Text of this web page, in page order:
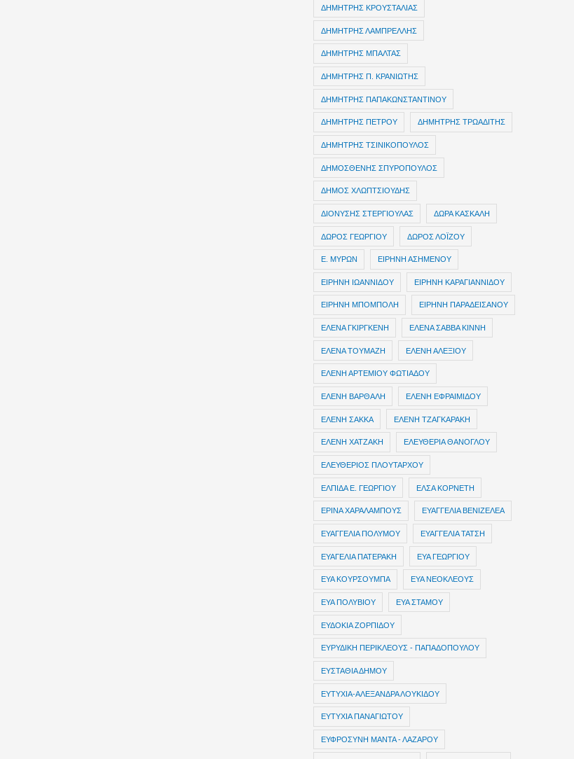
ΔΗΜΗΤΡΗΣ ΚΡΟΥΣΤΑΛΙΑΣ
ΔΗΜΗΤΡΗΣ ΛΑΜΠΡΕΛΛΗΣ
ΔΗΜΗΤΡΗΣ ΜΠΑΛΤΑΣ
ΔΗΜΗΤΡΗΣ Π. ΚΡΑΝΙΩΤΗΣ
ΔΗΜΗΤΡΗΣ ΠΑΠΑΚΩΝΣΤΑΝΤΙΝΟΥ
ΔΗΜΗΤΡΗΣ ΠΕΤΡΟΥ ΔΗΜΗΤΡΗΣ ΤΡΩΑΔΙΤΗΣ
ΔΗΜΗΤΡΗΣ ΤΣΙΝΙΚΟΠΟΥΛΟΣ
ΔΗΜΟΣΘΕΝΗΣ ΣΠΥΡΟΠΟΥΛΟΣ
ΔΗΜΟΣ ΧΛΩΠΤΣΙΟΥΔΗΣ
ΔΙΟΝΥΣΗΣ ΣΤΕΡΓΙΟΥΛΑΣ ΔΩΡΑ ΚΑΣΚΑΛΗ
ΔΩΡΟΣ ΓΕΩΡΓΙΟΥ ΔΩΡΟΣ ΛΟΪΖΟΥ
Ε. ΜΥΡΩΝ ΕΙΡΗΝΗ ΑΣΗΜΕΝΟΥ
ΕΙΡΗΝΗ ΙΩΑΝΝΙΔΟΥ ΕΙΡΗΝΗ ΚΑΡΑΓΙΑΝΝΙΔΟΥ
ΕΙΡΗΝΗ ΜΠΟΜΠΟΛΗ ΕΙΡΗΝΗ ΠΑΡΑΔΕΙΣΑΝΟΥ
ΕΛΕΝΑ ΓΚΙΡΓΚΕΝΗ ΕΛΕΝΑ ΣΑΒΒΑ ΚΙΝΝΗ
ΕΛΕΝΑ ΤΟΥΜΑΖΗ ΕΛΕΝΗ ΑΛΕΞΙΟΥ
ΕΛΕΝΗ ΑΡΤΕΜΙΟΥ ΦΩΤΙΑΔΟΥ
ΕΛΕΝΗ ΒΑΡΘΑΛΗ ΕΛΕΝΗ ΕΦΡΑΙΜΙΔΟΥ
ΕΛΕΝΗ ΣΑΚΚΑ ΕΛΕΝΗ ΤΖΑΓΚΑΡΑΚΗ
ΕΛΕΝΗ ΧΑΤΖΑΚΗ ΕΛΕΥΘΕΡΙΑ ΘΑΝΟΓΛΟΥ
ΕΛΕΥΘΕΡΙΟΣ ΠΛΟΥΤΑΡΧΟΥ
ΕΛΠΙΔΑ Ε. ΓΕΩΡΓΙΟΥ ΕΛΣΑ ΚΟΡΝΕΤΗ
ΕΡΙΝΑ ΧΑΡΑΛΑΜΠΟΥΣ ΕΥΑΓΓΕΛΙΑ ΒΕΝΙΖΕΛΕΑ
ΕΥΑΓΓΕΛΙΑ ΠΟΛΥΜΟΥ ΕΥΑΓΓΕΛΙΑ ΤΑΤΣΗ
ΕΥΑΓΕΛΙΑ ΠΑΤΕΡΑΚΗ ΕΥΑ ΓΕΩΡΓΙΟΥ
ΕΥΑ ΚΟΥΡΣΟΥΜΠΑ ΕΥΑ ΝΕΟΚΛΕΟΥΣ
ΕΥΑ ΠΟΛΥΒΙΟΥ ΕΥΑ ΣΤΑΜΟΥ
ΕΥΔΟΚΙΑ ΖΟΡΠΙΔΟΥ
ΕΥΡΥΔΙΚΗ ΠΕΡΙΚΛΕΟΥΣ - ΠΑΠΑΔΟΠΟΥΛΟΥ
ΕΥΣΤΑΘΙΑ ΔΗΜΟΥ
ΕΥΤΥΧΙΑ-ΑΛΕΞΑΝΔΡΑ ΛΟΥΚΙΔΟΥ
ΕΥΤΥΧΙΑ ΠΑΝΑΓΙΩΤΟΥ
ΕΥΦΡΟΣΥΝΗ ΜΑΝΤΑ - ΛΑΖΑΡΟΥ